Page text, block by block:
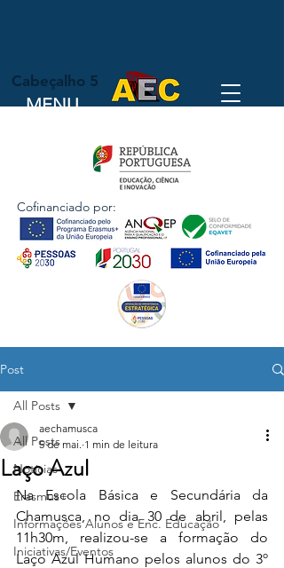
Cofinanciado por:
MENU
Cabeçalho 5
Post
All Posts
Notícias
Erasmus+
Informações Alunos e Enc. Educação
Iniciativas/Eventos
All Posts
Laço Azul
aechamusca
5 de mai. 1 min de leitura
Na Escola Básica e Secundária da
Chamusca, no dia 30 de abril, pelas
11h30m, realizou-se a formação do
Laço Azul Humano pelos alunos do 3º